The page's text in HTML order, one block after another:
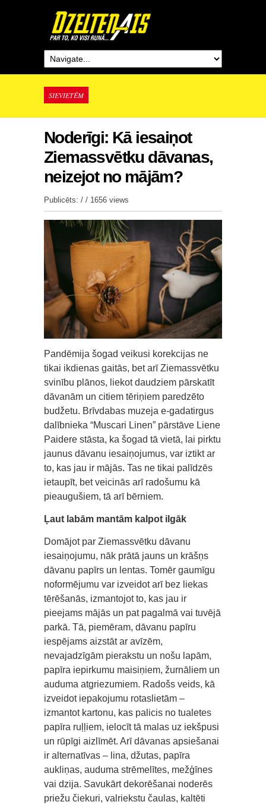
SIEVIETĒM
Noderīgi: Kā iesaiņot
Ziemassvētku dāvanas,
neizejot no mājām?
Publicēts: / / 1656 views
Pandēmija šogad veikusi korekcijas ne
tikai ikdienas gaitās, bet arī Ziemassvētku
svinību plānos, liekot daudziem pārskatīt
dāvanām un citiem tēriņiem paredzēto
budžetu. Brīvdabas muzeja e-gadatirgus
dalībnieka “Muscari Linen” pārstāve Liene
Paidere stāsta, ka šogad tā vietā, lai pirktu
jaunus dāvanu iesaiņojumus, var iztikt ar
to, kas jau ir mājās. Tas ne tikai palīdzēs
ietaupīt, bet veicinās arī radošumu kā
pieaugušiem, tā arī bērniem.
Ļaut labām mantām kalpot ilgāk
Domājot par Ziemassvētku dāvanu
iesaiņojumu, nāk prātā jauns un krāšņs
dāvanu papīrs un lentas. Tomēr gaumīgu
noformējumu var izveidot arī bez liekas
tērēšanās, izmantojot to, kas jau ir
pieejams mājās un pat pagalmā vai tuvējā
parkā. Tā, piemēram, dāvanu papīru
iespējams aizstāt ar avīzēm,
nevajadzīgām pierakstu un nošu lapām,
papīra iepirkumu maisiņiem, žurnāliem un
auduma atgriezumiem. Radošs veids, kā
izveidot iepakojumu rotaslietām –
izmantot kartonu, kas palicis no tualetes
papīra ruļļiem, ielocīt tā malas uz iekšpusi
un rūpīgi aizlīmēt. Arī dāvanas apsiešanai
ir alternatīvas – lina, džutas, papīra
aukliņas, auduma strēmelītes, mežģīnes
vai dzija. Savukārt dekorēšanai noderēs
priežu čiekuri, valriekstu čaulas, kaltēti